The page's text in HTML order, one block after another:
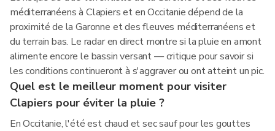
méditerranéens à Clapiers et en Occitanie dépend de la
proximité de la Garonne et des fleuves méditerranéens et
du terrain bas. Le radar en direct montre si la pluie en amont
alimente encore le bassin versant — critique pour savoir si
les conditions continueront à s'aggraver ou ont atteint un pic.
Quel est le meilleur moment pour visiter
Clapiers pour éviter la pluie ?
En Occitanie, l'été est chaud et sec sauf pour les gouttes